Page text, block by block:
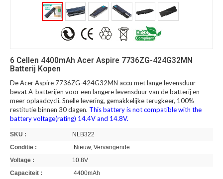
6 Cellen 4400mAh Acer Aspire 7736ZG-424G32MN
Batterij Kopen
De Acer Aspire 7736ZG-424G32MN accu met lange levensduur
bevat A-batterijen voor een langere levensduur van de batterij en
meer oplaadcycli. Snelle levering, gemakkelijke terugkeer, 100%
restitutie binnen 30 dagen. This battery is not compatible with the
battery voltage(rating) 14.4V and 14.8V.
SKU :
NLB322
Conditie :
Nieuw, Vervangende
Voltage :
10.8V
Capaciteit :
4400mAh